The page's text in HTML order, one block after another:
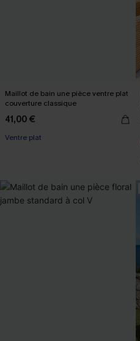
Maillot de bain une pièce ventre plat
couverture classique
41,00 €
Ventre plat